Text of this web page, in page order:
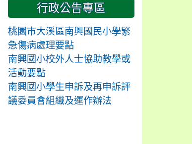
行政公告專區
桃園市大溪區南興國民小學緊
急傷病處理要點
南興國小校外人士協助教學或
活動要點
南興國小學生申訴及再申訴評
議委員會組織及運作辦法